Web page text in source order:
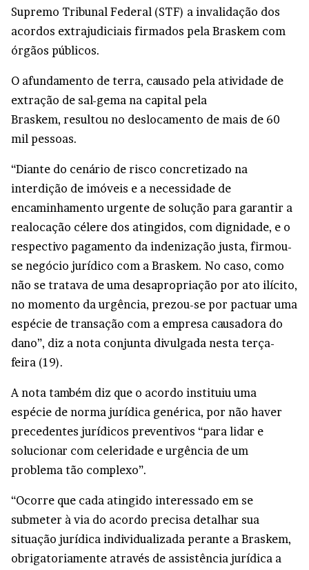
Supremo Tribunal Federal (STF) a invalidação dos
acordos extrajudiciais firmados pela Braskem com
órgãos públicos.
O afundamento de terra, causado pela atividade de
extração de sal-gema na capital pela
Braskem, resultou no deslocamento de mais de 60
mil pessoas.
“Diante do cenário de risco concretizado na
interdição de imóveis e a necessidade de
encaminhamento urgente de solução para garantir a
realocação célere dos atingidos, com dignidade, e o
respectivo pagamento da indenização justa, firmou-
se negócio jurídico com a Braskem. No caso, como
não se tratava de uma desapropriação por ato ilícito,
no momento da urgência, prezou-se por pactuar uma
espécie de transação com a empresa causadora do
dano”, diz a nota conjunta divulgada nesta terça-
feira (19).
A nota também diz que o acordo instituiu uma
espécie de norma jurídica genérica, por não haver
precedentes jurídicos preventivos “para lidar e
solucionar com celeridade e urgência de um
problema tão complexo”.
“Ocorre que cada atingido interessado em se
submeter à via do acordo precisa detalhar sua
situação jurídica individualizada perante a Braskem,
obrigatoriamente através de assistência jurídica a